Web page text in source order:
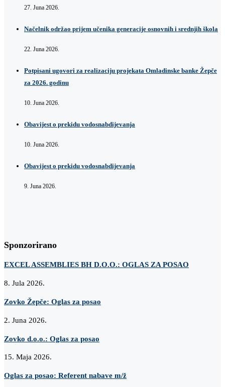
27. Juna 2026.
Načelnik održao prijem učenika generacije osnovnih i srednjih škola
22. Juna 2026.
Potpisani ugovori za realizaciju projekata Omladinske banke Žepče
za 2026. godinu
10. Juna 2026.
Obavijest o prekidu vodosnabdijevanja
10. Juna 2026.
Obavijest o prekidu vodosnabdijevanja
9. Juna 2026.
Sponzorirano
EXCEL ASSEMBLIES BH D.O.O.: OGLAS ZA POSAO
8. Jula 2026.
Zovko Žepče: Oglas za posao
2. Juna 2026.
Zovko d.o.o.: Oglas za posao
15. Maja 2026.
Oglas za posao: Referent nabave m/ž